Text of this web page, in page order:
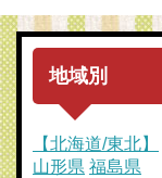
地域別
【北海道/東北】
山形県 福島県